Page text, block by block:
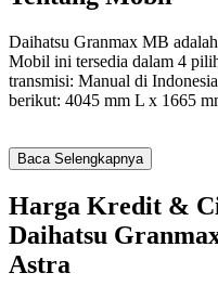
Daihatsu Granmax MB
Mobil ini tersedia dalam 4
transmisi: Manual di
berikut: 4045 mm L x 1665
Baca Selengkapnya
Harga Kredit &
Daihatsu
Astra